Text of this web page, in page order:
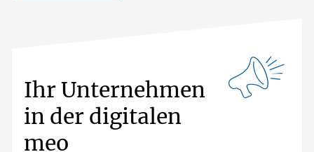
Ihr Unternehmen
in der digitalen
meo